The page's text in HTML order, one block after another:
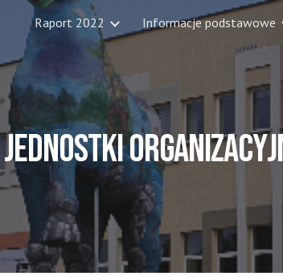
Skip to main content
Raport 2022 Informacje podstawowe
jednostki